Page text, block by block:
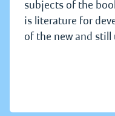
subjects of the
is literature for
of the new and still